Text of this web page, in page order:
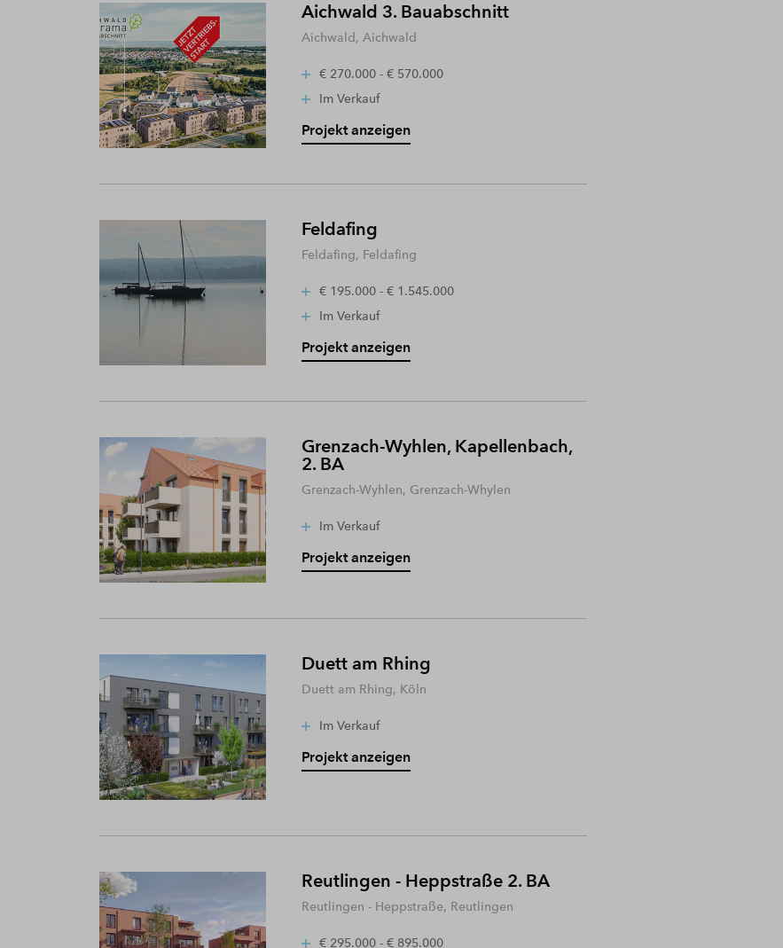
Aichwald 3. Bauabschnitt
Aichwald, Aichwald
€ 270.000 - € 570.000
Im Verkauf
Projekt anzeigen
Feldafing
Feldafing, Feldafing
€ 195.000 - € 1.545.000
Im Verkauf
Projekt anzeigen
Grenzach-Wyhlen, Kapellenbach,
2. BA
Grenzach-Wyhlen, Grenzach-Whylen
Im Verkauf
Projekt anzeigen
Duett am Rhing
Duett am Rhing, Köln
Im Verkauf
Projekt anzeigen
Reutlingen - Heppstraße 2. BA
Reutlingen - Heppstraße, Reutlingen
€ 295.000 - € 895.000